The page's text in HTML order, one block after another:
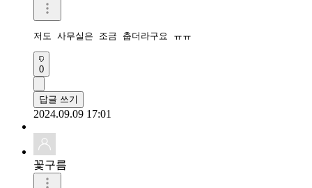
저도 사무실은 조금 춥더라구요 ㅠㅠ
0
답글 쓰기
2024.09.09 17:01
꽃구름